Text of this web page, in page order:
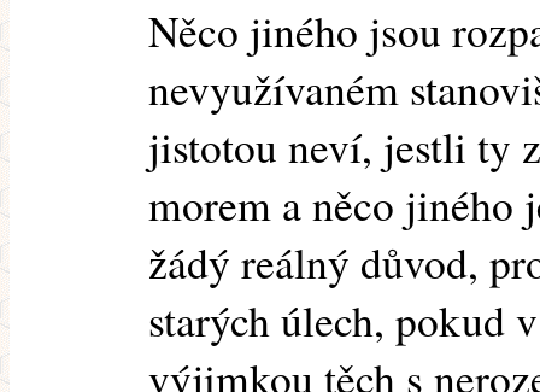
Něco jiného jsou
nevyužívaném
jistotou neví, jestli ty
morem a něco jiného
žádý reálný důvod,
starých úlech, pokud
výjimkou těch s